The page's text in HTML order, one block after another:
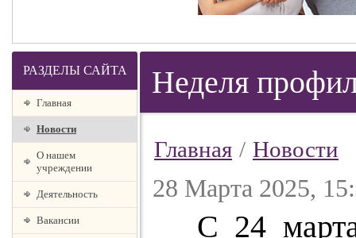
РАЗДЕЛЫ САЙТА
Главная
Новости
О нашем
учреждении
Деятельность
Вакансии
Неделя
Главная / Новости
28 Марта 2025,
С 24